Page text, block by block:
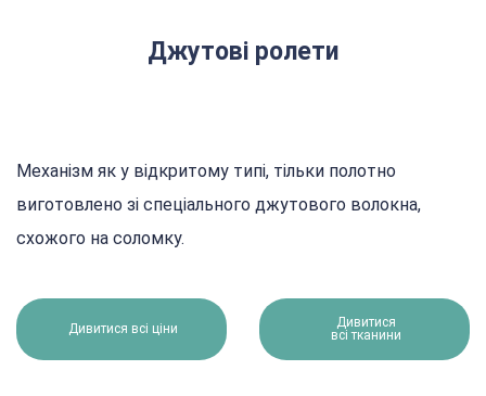
Джутові ролети
Механізм як у відкритому типі, тільки полотно
виготовлено зі спеціального джутового волокна,
схожого на соломку.
Дивитися всі ціни
Дивитися
всі тканини